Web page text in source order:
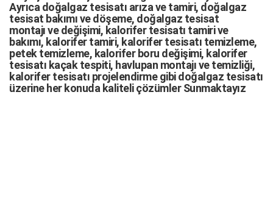
Ayrıca doğalgaz tesisatı arızave tamiri, doğalgaz
tesisat bakımıve döşeme, doğalgaz tesisat
montajıve değişimi, kalorifer tesisatı tamiri ve
bakımı, kalorifer tamiri, kalorifer tesisatı temizleme,
petek temizleme, kalorifer boru değişimi, kalorifer
tesisatı kaçak tespiti, havlupan montajı ve temizliği,
kalorifer tesisatı projelendirme gibi d oğalgaz tesisatı
üzerine her konuda kaliteli çözümler Sunmaktayız